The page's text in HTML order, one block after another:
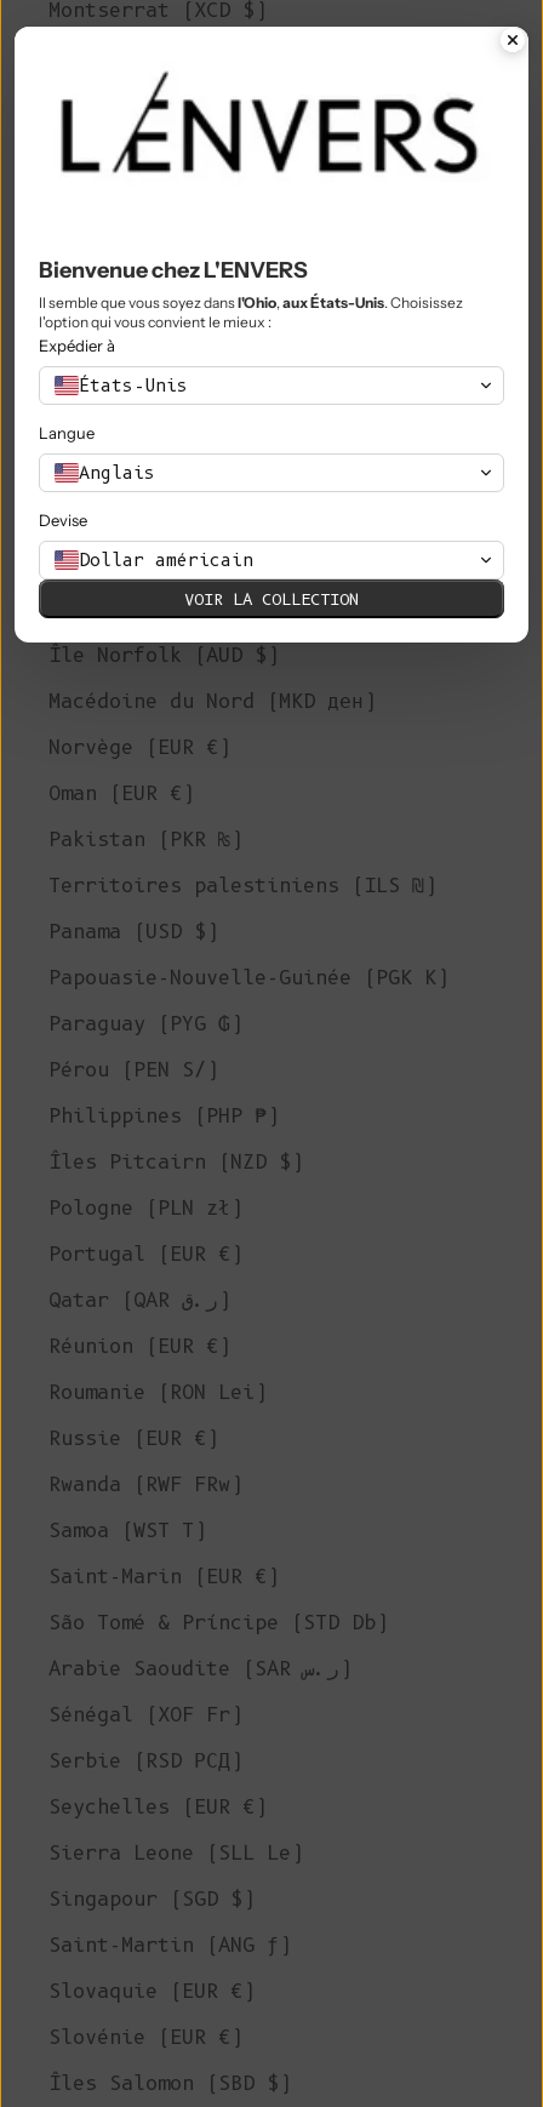
Montserrat (XCD $)
Mozambique (EUR €)
Myanmar (Birmanie) (MMK K)
Népal (NPR Rs.)
Pays-Bas (EUR €)
Nouvelle-Calédonie (XPF Fr)
Nouvelle-Zélande (NZD $)
Nicaragua (NIO C$)
Niger (XOF Fr)
Nigeria (NGN ₦)
Niue (NZD $)
Île Norfolk (AUD $)
Macédoine du Nord (MKD ден)
Norvège (EUR €)
Oman (EUR €)
Pakistan (PKR ₨)
Territoires palestiniens (ILS ₪)
Panama (USD $)
Papouasie-Nouvelle-Guinée (PGK K)
Paraguay (PYG ₲)
Pérou (PEN S/)
Philippines (PHP ₱)
Îles Pitcairn (NZD $)
Pologne (PLN zł)
Portugal (EUR €)
Qatar (QAR ر.ق)
Réunion (EUR €)
Roumanie (RON Lei)
Russie (EUR €)
Rwanda (RWF FRw)
Samoa (WST T)
Saint-Marin (EUR €)
São Tomé & Príncipe (STD Db)
Arabie Saoudite (SAR ر.س)
Sénégal (XOF Fr)
Serbie (RSD РСД)
Seychelles (EUR €)
Sierra Leone (SLL Le)
Singapour (SGD $)
Saint-Martin (ANG ƒ)
Slovaquie (EUR €)
Slovénie (EUR €)
Îles Salomon (SBD $)
Bienvenue chez L'ENVERS
Il semble que vous soyez dansl'Ohio,aux États-Unis. Choisissez
l'option qui vous convient le mieux :
Expédier à
États-Unis
Langue
Anglais
Devise
Dollar américain
VOIR LA COLLECTION